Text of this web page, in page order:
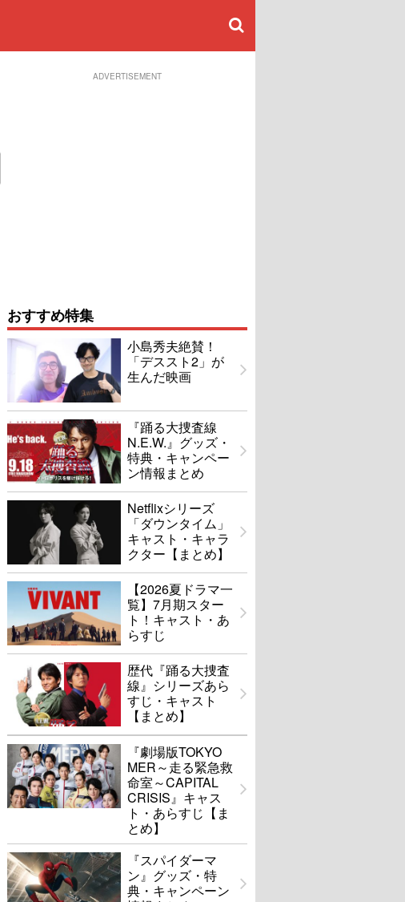
ADVERTISEMENT
おすすめ特集
小島秀夫絶賛！
「デススト2」が
生んだ映画
『踊る大捜査線
N.E.W.』グッズ・
特典・キャンペー
ン情報まとめ
Netflixシリーズ
「ダウンタイム」
キャスト・キャラ
クター【まとめ】
【2026夏ドラマ一
覧】7月期スター
ト！キャスト・あ
らすじ
歴代『踊る大捜査
線』シリーズあら
すじ・キャスト
【まとめ】
『劇場版TOKYO
MER～走る緊急救
命室～CAPITAL
CRISIS』キャス
ト・あらすじ【ま
とめ】
『スパイダーマ
ン』グッズ・特
典・キャンペーン